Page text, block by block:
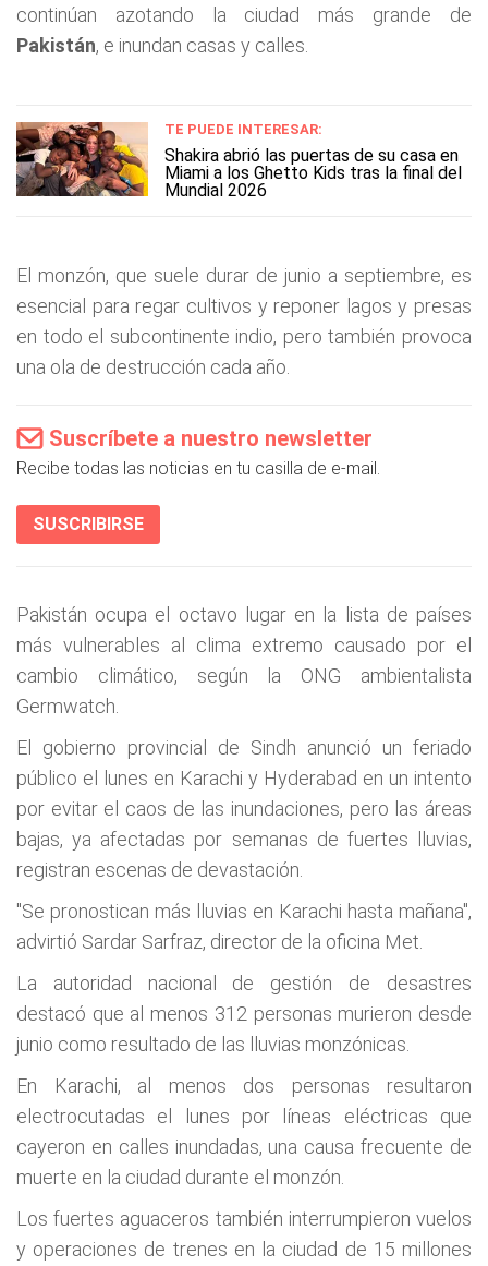
continúan azotando la ciudad más grande de
Pakistán, e inundan casas y calles.
TE PUEDE INTERESAR:
Shakira abrió las puertas de su casa en
Miami a los Ghetto Kids tras la final del
Mundial 2026
El monzón, que suele durar de junio a septiembre, es
esencial para regar cultivos y reponer lagos y presas
en todo el subcontinente indio, pero también provoca
una ola de destrucción cada año.
Suscríbete a nuestro newsletter
Recibe todas las noticias en tu casilla de e-mail.
SUSCRIBIRSE
Pakistán ocupa el octavo lugar en la lista de países
más vulnerables al clima extremo causado por el
cambio climático, según la ONG ambientalista
Germwatch.
El gobierno provincial de Sindh anunció un feriado
público el lunes en Karachi y Hyderabad en un intento
por evitar el caos de las inundaciones, pero las áreas
bajas, ya afectadas por semanas de fuertes lluvias,
registran escenas de devastación.
"Se pronostican más lluvias en Karachi hasta mañana",
advirtió Sardar Sarfraz, director de la oficina Met.
La autoridad nacional de gestión de desastres
destacó que al menos 312 personas murieron desde
junio como resultado de las lluvias monzónicas.
En Karachi, al menos dos personas resultaron
electrocutadas el lunes por líneas eléctricas que
cayeron en calles inundadas, una causa frecuente de
muerte en la ciudad durante el monzón.
Los fuertes aguaceros también interrumpieron vuelos
y operaciones de trenes en la ciudad de 15 millones